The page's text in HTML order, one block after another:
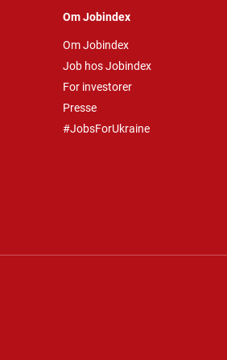
Om Jobindex
Om Jobindex
Job hos Jobindex
For investorer
Presse
#JobsForUkraine